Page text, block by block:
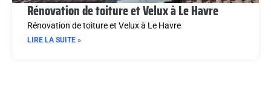
Rénovation de toiture et Velux à Le Havre
Rénovation de toiture et Velux à Le Havre
LIRE LA SUITE »